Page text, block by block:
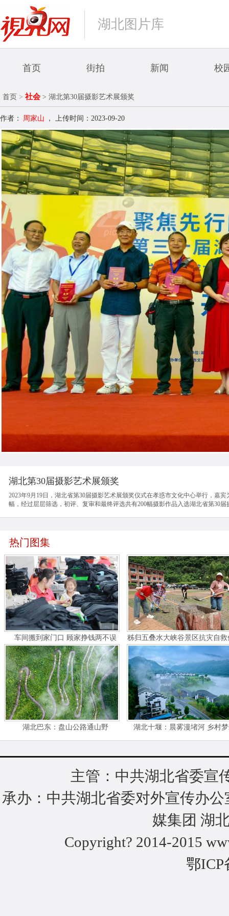
湖北图片库
首页 街拍 新闻 校
首页 > 社会 > 湖北第30届摄影艺术展颁奖
作者： 周家山 ， 上传时间：2023-09-20
湖北第30届摄影艺术展颁奖
2023年9月19日，湖北省第30届摄影艺术展颁奖仪式在孝惑市文化中心举行，嘉
幅，经过层层筛选，初评、复审和最终评选共有200幅摄影作品入选湖北省第30
热门图集
车间搬到家门口 顾家挣钱两不误 秭归五叠水大峡谷景区抗灾自
湖北巴东：盘山公路通山野 湖北十堰：晨雾漫堵河 乡村
主管：中共湖北省委宣
承办：中共湖北省委对外宣传办
媒集团 湖
Copyright? 2014-2015
鄂ICP